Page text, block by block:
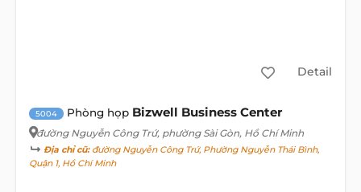
Detail
5004 Phòng họp Bizwell Business Center
đường Nguyễn Công Trứ, phường Sài Gòn, Hồ Chí Minh
Địa chỉ cũ:đường Nguyễn Công Trứ, Phường Nguyễn Thái Bình,
Quận 1, Hồ Chí Minh